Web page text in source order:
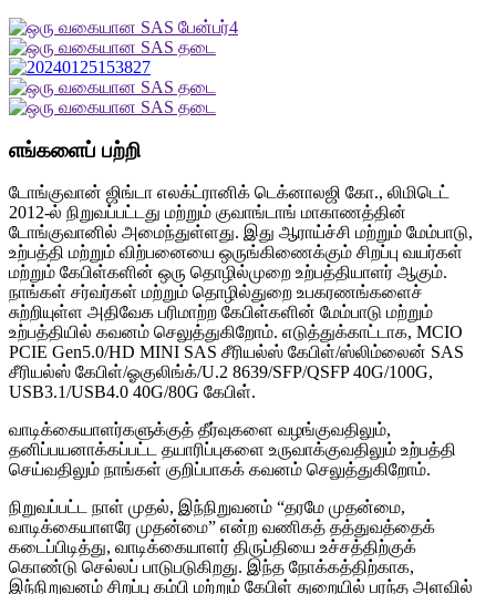
எங்களைப் பற்றி
டோங்குவான் ஜிங்டா எலக்ட்ரானிக் டெக்னாலஜி கோ., லிமிடெட்
2012-ல் நிறுவப்பட்டது மற்றும் குவாங்டாங் மாகாணத்தின்
டோங்குவானில் அமைந்துள்ளது. இது ஆராய்ச்சி மற்றும் மேம்பாடு,
உற்பத்தி மற்றும் விற்பனையை ஒருங்கிணைக்கும் சிறப்பு வயர்கள்
மற்றும் கேபிள்களின் ஒரு தொழில்முறை உற்பத்தியாளர் ஆகும்.
நாங்கள் சர்வர்கள் மற்றும் தொழில்துறை உபகரணங்களைச்
சுற்றியுள்ள அதிவேக பரிமாற்ற கேபிள்களின் மேம்பாடு மற்றும்
உற்பத்தியில் கவனம் செலுத்துகிறோம். எடுத்துக்காட்டாக, MCIO
PCIE Gen5.0/HD MINI SAS சீரியல்ஸ் கேபிள்/ஸ்லிம்லைன் SAS
சீரியல்ஸ் கேபிள்/ஓகுலிங்க்/U.2 8639/SFP/QSFP 40G/100G,
USB3.1/USB4.0 40G/80G கேபிள்.
வாடிக்கையாளர்களுக்குத் தீர்வுகளை வழங்குவதிலும்,
தனிப்பயனாக்கப்பட்ட தயாரிப்புகளை உருவாக்குவதிலும் உற்பத்தி
செய்வதிலும் நாங்கள் குறிப்பாகக் கவனம் செலுத்துகிறோம்.
நிறுவப்பட்ட நாள் முதல், இந்நிறுவனம் “தரமே முதன்மை,
வாடிக்கையாளரே முதன்மை” என்ற வணிகத் தத்துவத்தைக்
கடைப்பிடித்து, வாடிக்கையாளர் திருப்தியை உச்சத்திற்குக்
கொண்டு செல்லப் பாடுபடுகிறது. இந்த நோக்கத்திற்காக,
இந்நிறுவனம் சிறப்பு கம்பி மற்றும் கேபிள் துறையில் பரந்த அளவில்